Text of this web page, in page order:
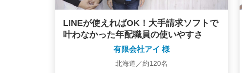
LINEが使えればOK！大手請求ソフトで
叶わなかった年配職員の使いやすさ
有限会社アイ 様
北海道／約120名